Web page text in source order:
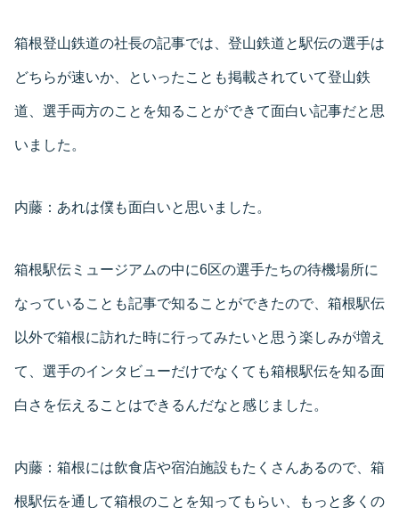
箱根登山鉄道の社長の記事では、登山鉄道と駅伝の選手は
どちらが速いか、といったことも掲載されていて登山鉄
道、選手両方のことを知ることができて面白い記事だと思
いました。
内藤： あれは僕も面白いと思いました。
箱根駅伝ミュージアムの中に6区の選手たちの待機場所に
なっていることも記事で知ることができたので、箱根駅伝
以外で箱根に訪れた時に行ってみたいと思う楽しみが増え
て、選手のインタビューだけでなくても箱根駅伝を知る面
白さを伝えることはできるんだなと感じました。
内藤： 箱根には飲食店や宿泊施設もたくさんあるので、箱
根駅伝を通して箱根のことを知ってもらい、もっと多くの